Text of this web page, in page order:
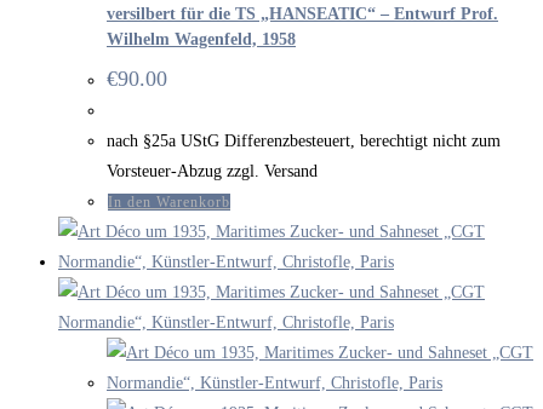
versilbert für die TS „HANSEATIC“ – Entwurf Prof.
Wilhelm Wagenfeld, 1958
€90.00
nach §25a UStG Differenzbesteuert, berechtigt nicht zum
Vorsteuer-Abzug zzgl. Versand
In den Warenkorb